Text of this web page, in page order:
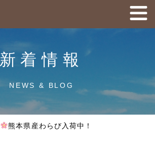
新着情報
NEWS & BLOG
熊本県産わらび入荷中！